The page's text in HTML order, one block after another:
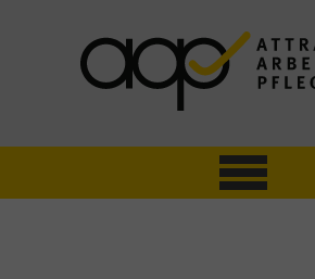
ATTRAKTIVER ARBEITGEBER PFLEGE
Mitarbeiterbefragung & Zertifizierung